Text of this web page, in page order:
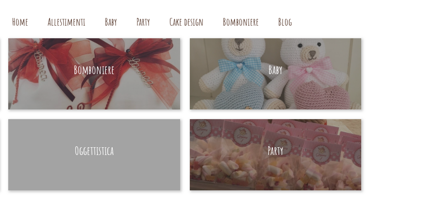
Home Allestimenti Baby Party Cake design Bomboniere Blog
Bomboniere
HAND MADE
Baby
HAND MADE
Oggettistica Party